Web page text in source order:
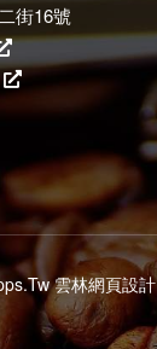
街16號
雲林網頁設計